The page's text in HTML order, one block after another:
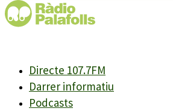
Directe 107.7FM
Darrer informatiu
Podcasts